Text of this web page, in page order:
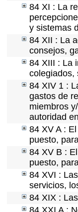
84 XI : La
y sistemas
84 XII : La
consejos,
84 XIII : La
colegiados,
84 XIV 1 :
gastos de
miembros
autoridad
84 XV A :
puesto,
84 XV B :
puesto,
84 XVI :
servicios,
84 XIX :
84 XXI A :